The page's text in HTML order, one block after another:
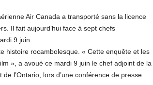
Air Canada a transporté sans la licence
Il fait aujourd’hui face à sept chefs
9 juin.
histoire rocambolesque. « Cette enquête et les
», a avoué ce mardi 9 juin le chef adjoint de la
l’Ontario, lors d’une conférence de presse